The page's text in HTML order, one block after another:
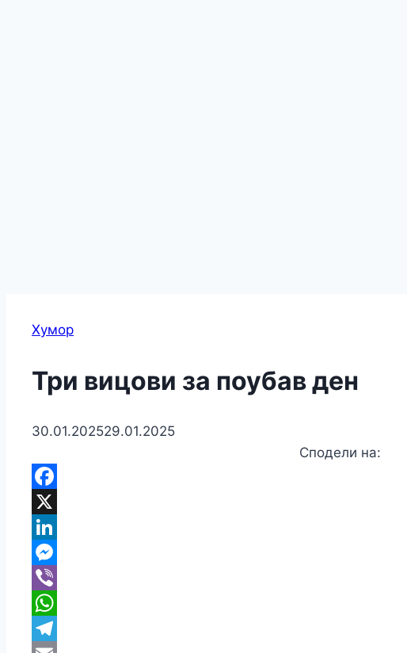
Хумор
Три вицови за поубав ден
30.01.202529.01.2025
Сподели на: